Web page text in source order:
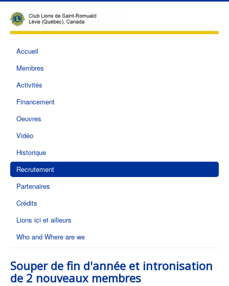
Accueil
Membres
Activités
Financement
Oeuvres
Vidéo
Historique
Recrutement
Partenaires
Crédits
Lions ici et ailleurs
Who and Where are we
Souper de fin d'année et intronisation
de 2 nouveaux membres